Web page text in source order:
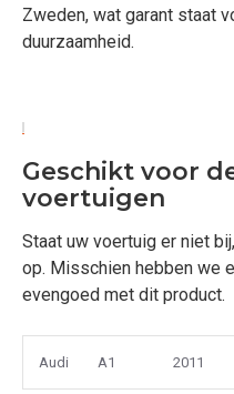
Zweden, wat garant staat
duurzaamheid.
Geschikt voor
voertuigen
Staat uw voertuig er niet
op. Misschien hebben we
evengoed met dit product.
Audi A1 2011